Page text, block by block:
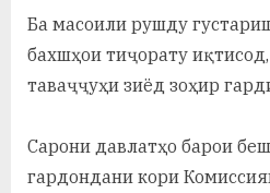
Ба масоили рушду
бахшҳои тиҷорату
таваҷҷуҳи зиёд зоҳир
Сарони давлатҳо барои
гардондани кори